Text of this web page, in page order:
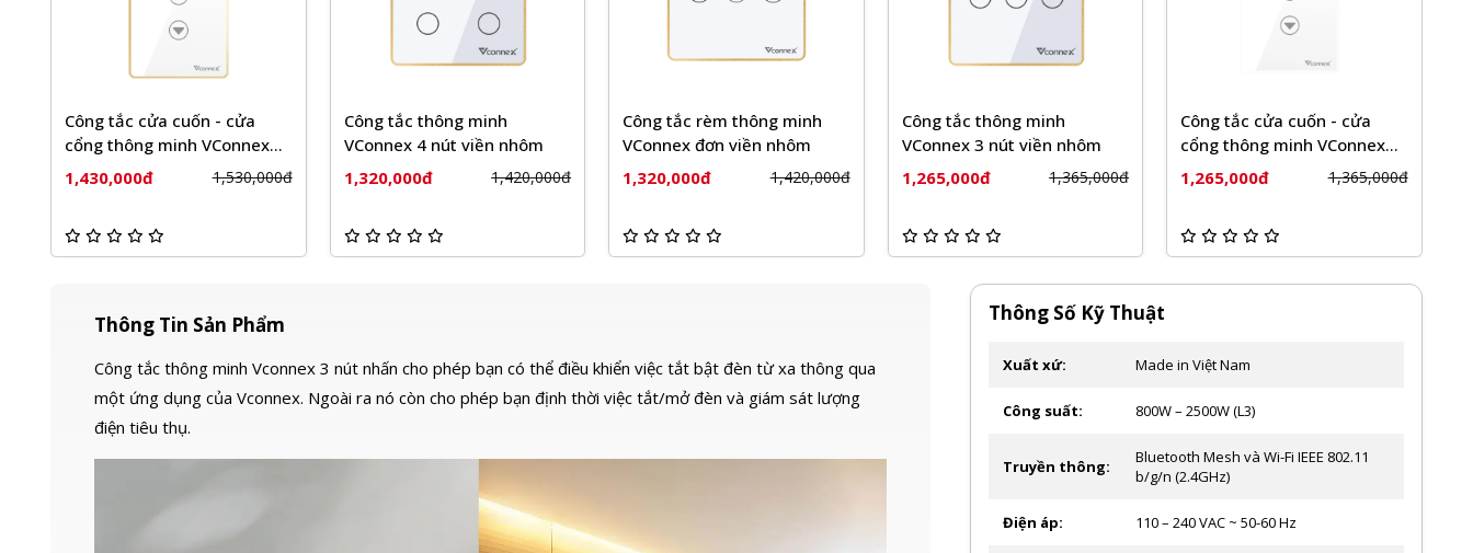
Công tắc thông minh
VConnex 4 nút viền nhôm
1,320,000đ
1,420,000đ
Công tắc rèm thông minh
VConnex đơn viền nhôm
1,320,000đ
1,420,000đ
Công tắc thông minh
VConnex 3 nút viền nhôm
1,265,000đ
1,365,000đ
Công tắc cửa cuốn - cửa
cổng thông minh VConnex
không viền trắng
1,265,000đ 1,365,000đ
Bộ điều khiển cửa cổng
thông minh VConnex
1,210,000đ
1,310,000đ
Thông Tin Sản Phẩm
Công tắc thông minh Vconnex 3 nút nhấn cho phép bạn có thể điều khiển việc tắt bật đèn từ xa thông qua
một ứng dụng của Vconnex. Ngoài ra nó còn cho phép bạn định thời việc tắt/mở đèn và giám sát lượng
điện tiêu thụ.
Thông Số Kỹ Thuật
Xuất xứ: Made in Việt Nam
Công suất: 800W – 2500W (L3)
Truyền thông:
Bluetooth Mesh và Wi-Fi IEEE 802.11
b/g/n (2.4GHz)
Điện áp: 110 – 240 VAC ~ 50-60 Hz